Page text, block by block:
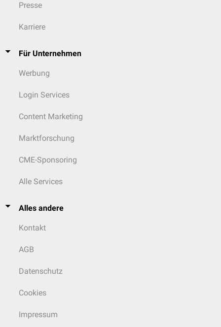
Presse
Karriere
Für Unternehmen
Werbung
Login Services
Content Marketing
Marktforschung
CME-Sponsoring
Alle Services
Alles andere
Kontakt
AGB
Datenschutz
Cookies
Impressum